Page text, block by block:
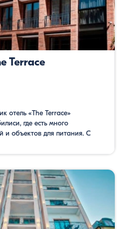
Terrace
отель «The Terrace»
где есть много
и объектов для питания. С
уютные и довольно
кондиционер, телевизор с